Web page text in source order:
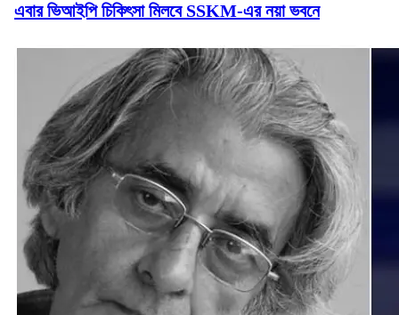
এবার ভিআইপি চিকিৎসা মিলবে SSKM-এর নয়া ভবনে